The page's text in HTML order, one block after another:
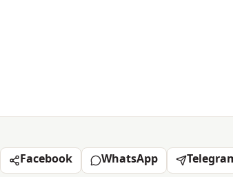
Facebook WhatsApp